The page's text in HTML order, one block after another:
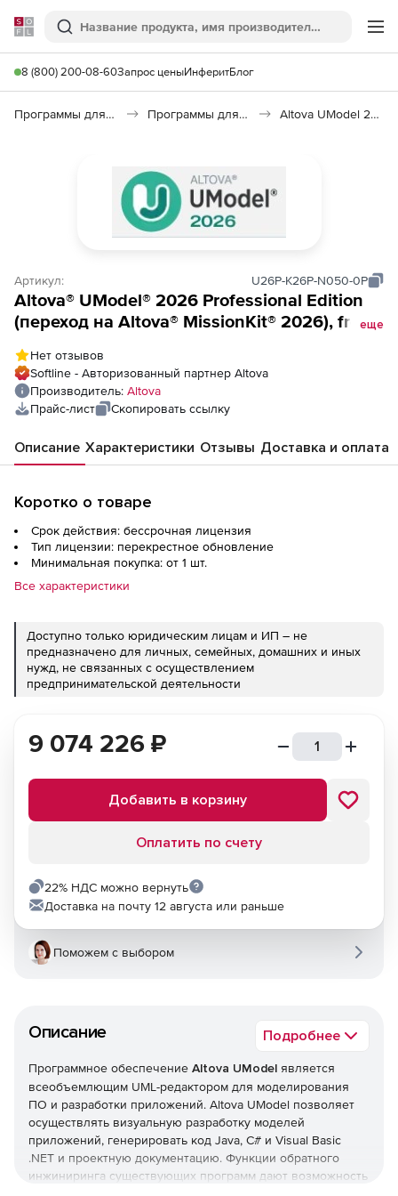
Softline
Поиск
8 (800) 200-08-60Запрос ценыИнферитБлог
Программы для программирования Программы для разработки ПО Altova UModel 2026
Артикул: U26P-K26P-N050-0P
Altova® UModel® 2026 Professional Edition
(переход на Altova® MissionKit® 2026), from
Altova® MissionKit® 2026 Professional
Edition Named Users (50)
еще
Нет отзывов
Softline - Авторизованный партнер Altova
Производитель: Altova
Прайс-лист
Скопировать ссылку
Описание Характеристики Отзывы Доставка и оплата
Коротко о товаре
Срок действия: бессрочная лицензия
Тип лицензии: перекрестное обновление
Минимальная покупка: от 1 шт.
Все характеристики
Доступно только юридическим лицам и ИП – не
предназначено для личных, семейных, домашних и иных
нужд, не связанных с осуществлением
предпринимательской деятельности
Описание Подробнее
Программное обеспечение Altova UModel является
всеобъемлющим UML-редактором для моделирования
ПО и разработки приложений. Altova UModel позволяет
осуществлять визуальную разработку моделей
приложений, генерировать код Java, C# и Visual Basic
.NET и проектную документацию. Функции обратного
инжиниринга существующих программ дают возможность
9 074 226 ₽
Добавить в корзину
Оплатить по счету
22% НДС можно вернуть
Доставка на почту 12 августа или раньше
Поможем с выбором